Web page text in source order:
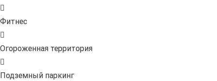
Фитнес
Огороженная территория
Подземный паркинг